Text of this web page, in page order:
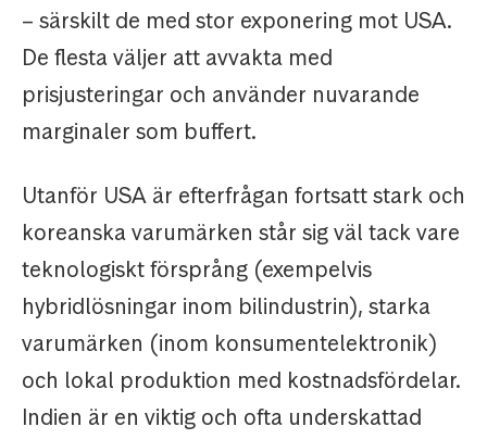
– särskilt de med stor exponering mot USA.
De flesta väljer att avvakta med
prisjusteringar och använder nuvarande
marginaler som buffert.
Utanför USA är efterfrågan fortsatt stark och
koreanska varumärken står sig väl tack vare
teknologiskt försprång (exempelvis
hybridlösningar inom bilindustrin), starka
varumärken (inom konsumentelektronik)
och lokal produktion med kostnadsfördelar.
Indien är en viktig och ofta underskattad